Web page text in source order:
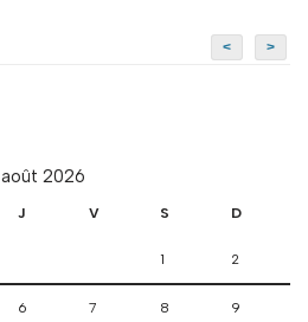
< >
août 2026
J V S D
1 2
6 7 8 9